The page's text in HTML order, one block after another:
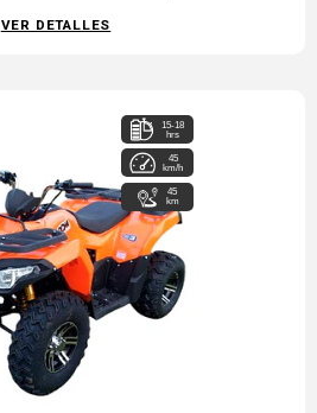
VER DETALLES
15-18
hrs
45
km/h
45
km